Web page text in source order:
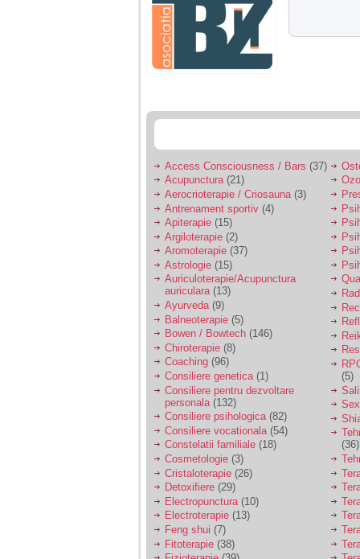
greseala era taxata cu
o palma sau pedepse.
De 4 ani am o relatie
serioasa cu un barbat
sa se manifeste o
Ma aflu aici pentru ca
vreau sa stiu daca am
nevoie de un psiholog
sau psihiatru.
Sunt casatorita, am
31 de ani si un copil in
varsta de 2 ani care
mi-e lumina ochilor.
De ceva timp simt ca
mi s-a adunat
oboseala, o oboseala
cronica de care nu pot
scapa si simt ca din
cauza ei nu pot
controla nervii si
cateodata are copilul
de suferit.
Am o bariera peste
care nu pot trece:
prietena mea a ramas
insarcinata cu o fata.
Am fost de comun
acord sa facem un
copil, cu gandul ca e
baiat.
Access Consciousness / Bars (37)
Acupunctura(21)
Aerocrioterapie / Criosauna (3)
Antrenament sportiv (4)
Apiterapie (15)
Argiloterapie (2)
Aromoterapie (37)
Astrologie (15)
Auriculoterapie/Acupunctura
auriculara(13)
Ayurveda(9)
Balneoterapie (5)
Bowen / Bowtech (146)
Chiroterapie (8)
Coaching (96)
Consiliere genetica(1)
Consiliere pentru dezvoltare
personala (132)
Consiliere psihologica(82)
Consiliere vocationala (54)
Constelatii familiale (18)
Cosmetologie (3)
Cristaloterapie (26)
Detoxifiere (29)
Electropunctura (10)
Electroterapie (13)
Feng shui (7)
Fitoterapie (38)
(5)
(36)